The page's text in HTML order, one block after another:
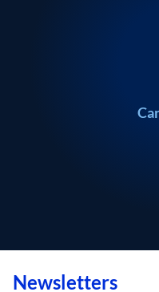
Newsletters